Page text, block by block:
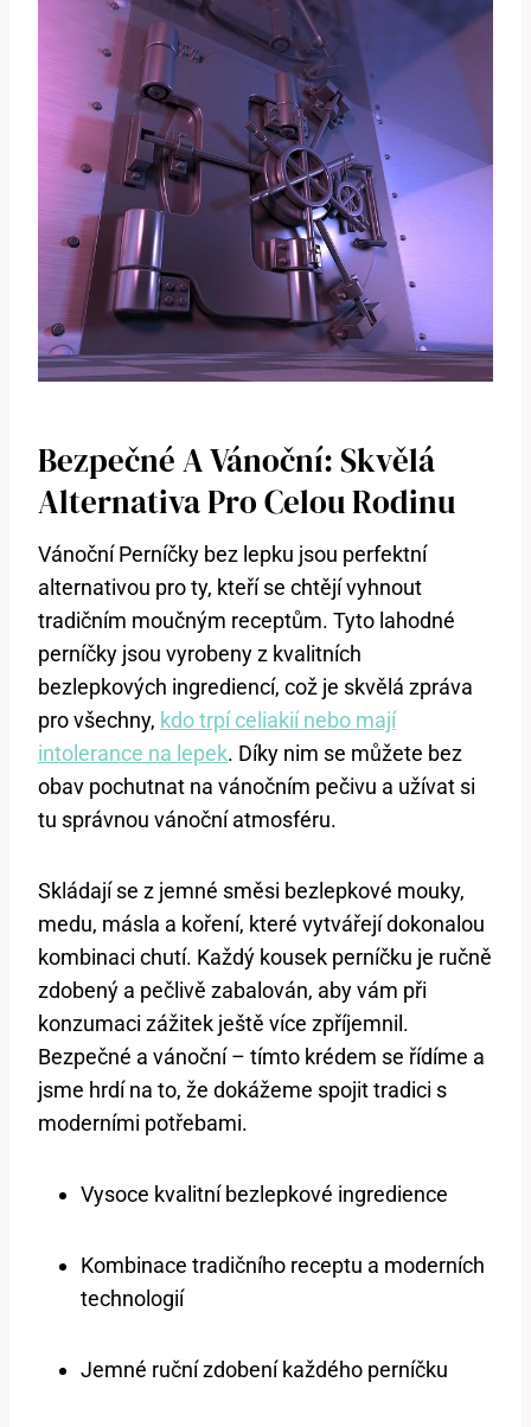
Bezpečné A Vánoční: Skvělá
Alternativa Pro Celou Rodinu
Vánoční Perníčky bez lepku jsou perfektní
alternativou pro ty, kteří se chtějí vyhnout
tradičním moučným receptům. Tyto lahodné
perníčky jsou vyrobeny z kvalitních
bezlepkových ingrediencí, což je skvělá zpráva
pro všechny, kdo trpí celiakií nebo mají
intolerance na lepek. Díky nim se můžete bez
obav pochutnat na vánočním pečivu a užívat si
tu správnou vánoční atmosféru.
Skládají se z jemné směsi bezlepkové mouky,
medu, másla a koření, které vytvářejí dokonalou
kombinaci chutí. Každý kousek perníčku je ručně
zdobený a pečlivě zabalován, aby vám při
konzumaci zážitek ještě více zpříjemnil.
Bezpečné a vánoční – tímto krédem se řídíme a
jsme hrdí na to, že dokážeme spojit tradici s
moderními potřebami.
Vysoce kvalitní bezlepkové ingredience
Kombinace tradičního receptu a moderních
technologií
Jemné ruční zdobení každého perníčku